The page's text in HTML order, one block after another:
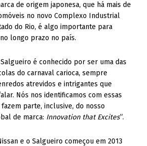
de origem japonesa, que há mais de
no novo Complexo Industrial
do Rio, é algo importante para
longo prazo no país.
é conhecido por ser uma das
do carnaval carioca, sempre
atrevidos e intrigantes que
Nós nos identificamos com essas
parte, inclusive, do nosso
de marca: Innovation that Excites”.
e o Salgueiro começou em 2013